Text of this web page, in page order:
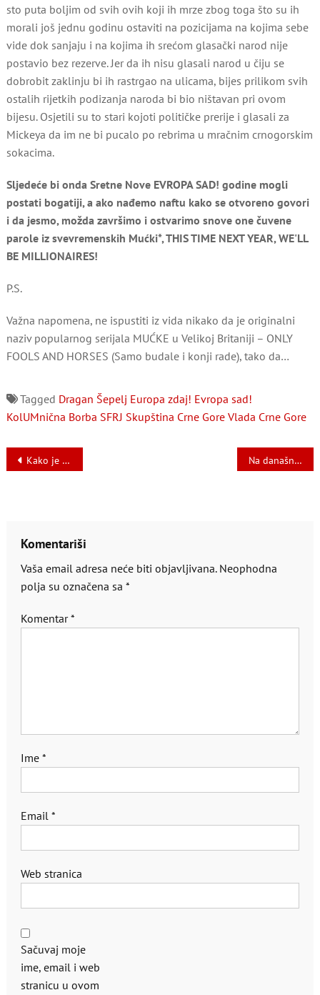
sto puta boljim od svih ovih koji ih mrze zbog toga što su ih
morali još jednu godinu ostaviti na pozicijama na kojima sebe
vide dok sanjaju i na kojima ih srećom glasački narod nije
postavio bez rezerve. Jer da ih nisu glasali narod u čiju se
dobrobit zaklinju bi ih rastrgao na ulicama, bijes prilikom svih
ostalih rijetkih podizanja naroda bi bio ništavan pri ovom
bijesu. Osjetili su to stari kojoti političke prerije i glasali za
Mickeya da im ne bi pucalo po rebrima u mračnim crnogorskim
sokacima.
Sljedeće bi onda Sretne Nove EVROPA SAD! godine mogli
postati bogatiji, a ako nađemo naftu kako se otvoreno govori
i da jesmo, možda završimo i ostvarimo snove one čuvene
parole iz svevremenskih Mućki*, THIS TIME NEXT YEAR, WE'LL
BE MILLIONAIRES!
P.S.
Važna napomena, ne ispustiti iz vida nikako da je originalni
naziv popularnog serijala MUĆKE u Velikoj Britaniji – ONLY
FOOLS AND HORSES (Samo budale i konji rade), tako da…
Tagged Dragan Šepelj Europa zdaj! Evropa sad!
KolUMnična Borba SFRJ Skupština Crne Gore Vlada Crne Gore
Navigacija
Kako je panker branio Crnu Goru Na današnji dan 1908. rođen Simon Vizental, lovac na naciste
Komentariši
Vaša email adresa neće biti objavljivana. Neophodna
polja su označena sa *
Komentar*
Ime *
Email *
Web stranica
Sačuvaj moje
ime, email i web
stranicu u ovom